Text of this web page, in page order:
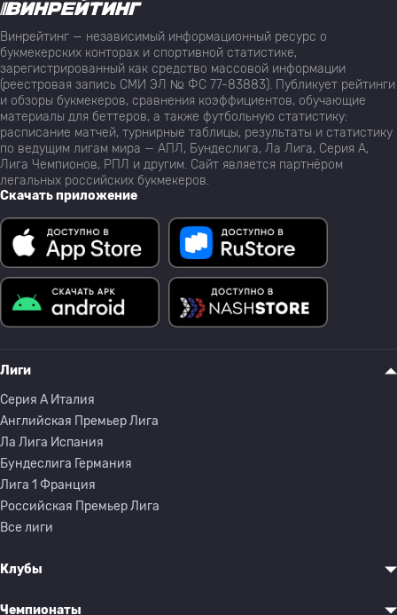
Винрейтинг — независимый информационный ресурс о
букмекерских конторах и спортивной статистике,
зарегистрированный как средство массовой информации
(реестровая запись СМИ ЭЛ № ФС 77-83883). Публикует рейтинги
и обзоры букмекеров, сравнения коэффициентов, обучающие
материалы для беттеров, а также футбольную статистику:
расписание матчей, турнирные таблицы, результаты и статистику
по ведущим лигам мира — АПЛ, Бундеслига, Ла Лига, Серия А,
Лига Чемпионов, РПЛ и другим. Сайт является партнёром
легальных российских букмекеров.
Скачать приложение
Лиги
Серия A Италия
Английская Премьер Лига
Ла Лига Испания
Бундеслига Германия
Лига 1 Франция
Российская Премьер Лига
Все лиги
Клубы
Чемпионаты